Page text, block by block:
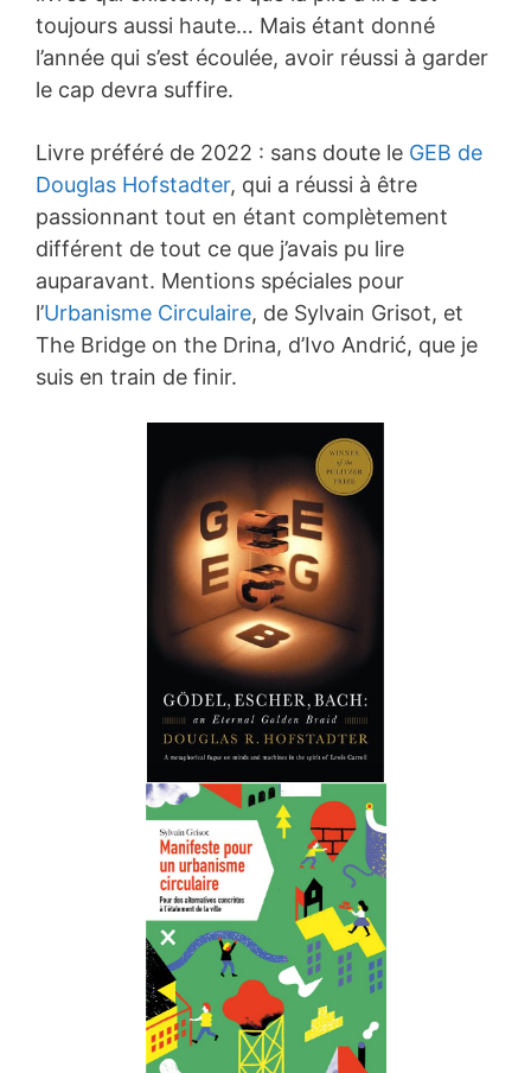
toujours aussi haute… Mais étant donné
l’année qui s’est écoulée, avoir réussi à garder
le cap devra suffire.
Livre préféré de 2022 : sans doute le GEB de
Douglas Hofstadter, qui a réussi à être
passionnant tout en étant complètement
différent de tout ce que j’avais pu lire
auparavant. Mentions spéciales pour
l’Urbanisme Circulaire, de Sylvain Grisot, et
The Bridge on the Drina, d’Ivo Andrić, que je
suis en train de finir.